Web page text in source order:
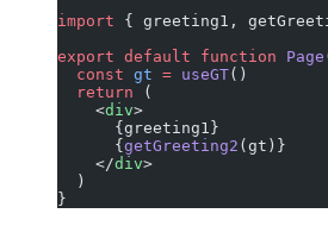
import { greeting1,
export default function Page
  const
gt = useGT()
  return
(
    <
div>
      {greeting1}
      {
getGreeting2 (gt)}
    </
div>
  )
}